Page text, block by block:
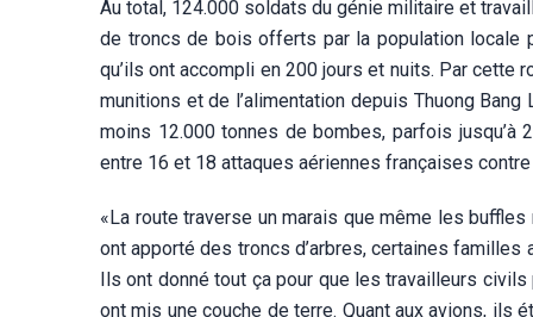
Au total, 124.000 soldats du génie militaire et
de troncs de bois offerts par la population locale
qu’ils ont accompli en 200 jours et nuits. Par
munitions et de l’alimentation depuis Thuong
moins 12.000 tonnes de bombes, parfois jusqu’à
entre 16 et 18 attaques aériennes françaises
«La route traverse un marais que même les
ont apporté des troncs d’arbres, certaines familles
Ils ont donné tout ça pour que les travailleurs
ont mis une couche de terre. Quant aux avions, ils